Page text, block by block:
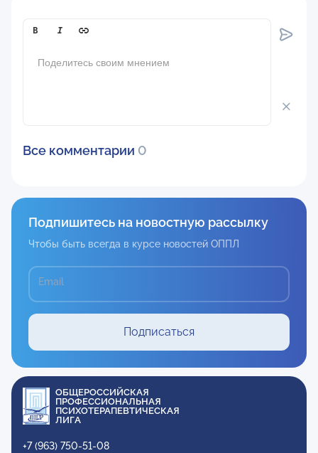
Comment[text]
Все комментарии 0
Подпишитесь на новостную рассылку
Чтобы быть всегда в курсе новостей ОППЛ
Email
Подписаться
ОБЩЕРОССИЙСКАЯ
ПРОФЕССИОНАЛЬНАЯ
ПСИХОТЕРАПЕВТИЧЕСКАЯ
ЛИГА
+7 (963) 750-51-08